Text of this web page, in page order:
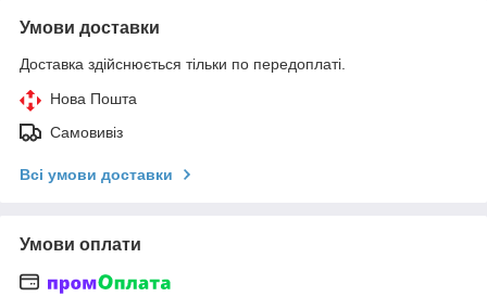
Умови доставки
Доставка здійснюється тільки по передоплаті.
Нова Пошта
Самовивіз
Всі умови доставки
Умови оплати